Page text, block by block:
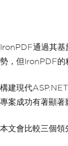
IronPDF通過其基
勢，但IronPDF的
構建現代
專案成功有著顯
本文會比較三個